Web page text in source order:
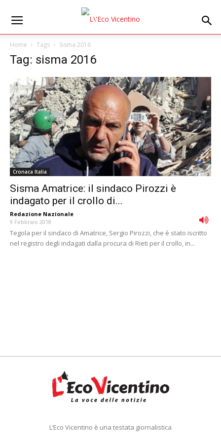
Home Tags Sisma 2016
Tag: sisma 2016
Cronaca Italia
Sisma Amatrice: il sindaco Pirozzi è
indagato per il crollo di...
Redazione Nazionale -
9 Febbraio 2018
Tegola per il sindaco di Amatrice, Sergio Pirozzi, che è stato iscritto
nel registro degli indagati dalla procura di Rieti per il crollo, in...
L’Eco Vicentino è una testata giornalistica